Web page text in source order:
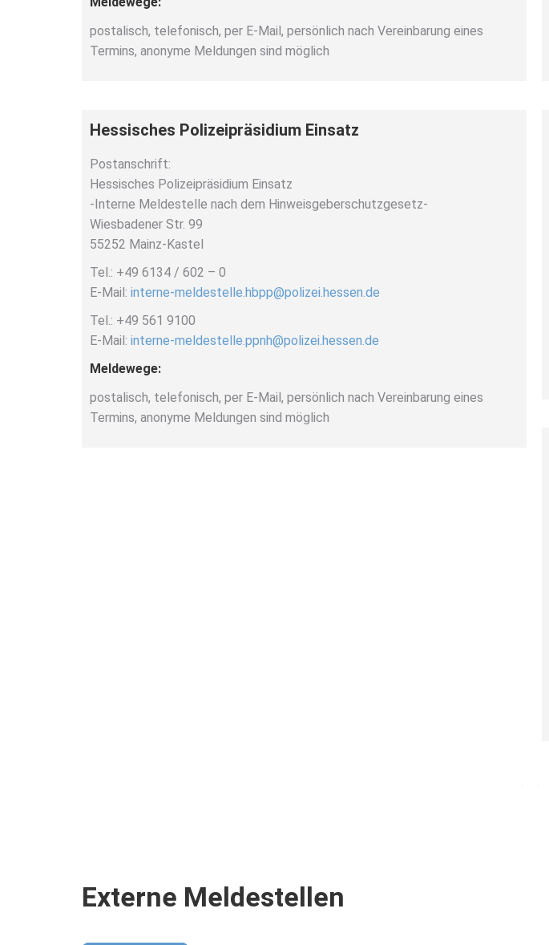
postalisch, telefonisch, per E-Mail, persönlich nach Vereinbarung eines
Termins, anonyme Meldungen sind möglich
Hessisches Polizeipräsidium Einsatz
Postanschrift:
Hessisches Polizeipräsidium Einsatz
-Interne Meldestelle nach dem Hinweisgeberschutzgesetz-
Wiesbadener Str. 99
55252 Mainz-Kastel
Tel.: +49 6134 / 602 – 0
E-Mail: interne-meldestelle.hbpp@polizei.hessen.de
Tel.: +49 561 9100
E-Mail: interne-meldestelle.ppnh@polizei.hessen.de
Meldewege:
postalisch, telefonisch, per E-Mail, persönlich nach Vereinbarung eines
Termins, anonyme Meldungen sind möglich
Externe Meldestellen